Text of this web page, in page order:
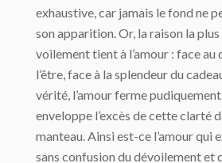
exhaustive, car jamais le fond ne
son apparition. Or, la raison la
voilement tient à l’amour : face au
l’être, face à la splendeur du
vérité, l’amour ferme
enveloppe l’excès de cette clarté
manteau. Ainsi est-ce l’amour qui
sans confusion du dévoilement et